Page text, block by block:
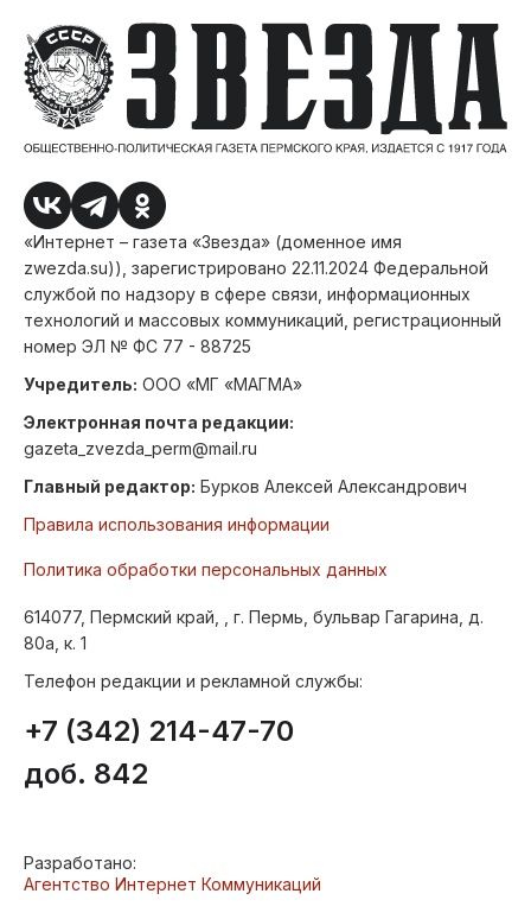
«Интернет – газета «Звезда» (доменное имя
zwezda.su)), зарегистрировано 22.11.2024 Федеральной
службой по надзору в сфере связи, информационных
технологий и массовых коммуникаций, регистрационный
номер ЭЛ № ФС 77 - 88725
Учредитель: ООО «МГ «МАГМА»
Электронная почта редакции:
gazeta_zvezda_perm@mail.ru
Главный редактор: Бурков Алексей Александрович
Правила использования информации
Политика обработки персональных данных
614077, Пермский край, , г. Пермь, бульвар Гагарина, д.
80а, к. 1
Телефон редакции и рекламной службы:
+7 (342) 214-47-70
доб. 842
Разработано:
Агентство Интернет Коммуникаций